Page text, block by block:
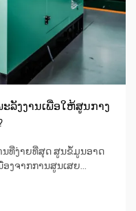
ລັງງານເພື່ອໃຫ້ສູນກາງ
ນທີ່ງ່າຍທີ່ສຸດ ສູນຂໍ້ມູນອາດ
ອງຈາກການສູນເສຍ